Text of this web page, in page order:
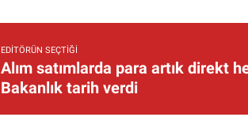
EDITÖRÜN SEÇTIĞI
Alım satımlarda para artık direkt
Bakanlık tarih verdi